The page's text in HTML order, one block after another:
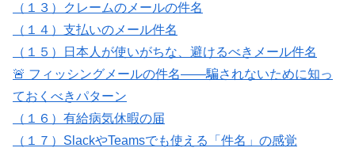
（１３）クレームのメールの件名
（１４）支払いのメール件名
（１５）日本人が使いがちな、避けるべきメール件名
🚨 フィッシングメールの件名——騙されないために知っ
ておくべきパターン
（１６）有給病気休暇の届
（１７）SlackやTeamsでも使える「件名」の感覚